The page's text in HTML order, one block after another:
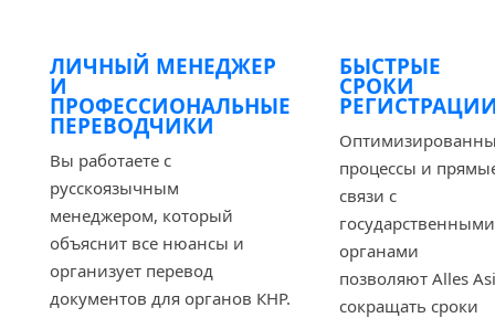
ЛИЧНЫЙ МЕНЕДЖЕР
И
ПРОФЕССИОНАЛЬНЫЕ
ПЕРЕВОДЧИКИ
Вы работаете с
русскоязычным
менеджером, который
объяснит все нюансы и
организует перевод
документов для органов КНР.
БЫСТРЫЕ
СРОКИ
процессы и
связи с
государственными
органами
позволяют Alles
сокращать сроки